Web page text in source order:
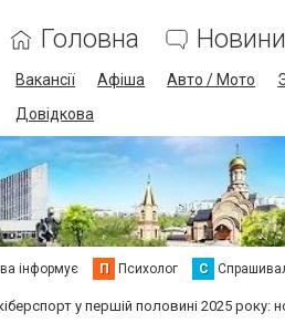
Головна Новини
Вакансії Афіша Авто / Мото
Довідкова
інформує П Психолог С
у першій половині 2025 року: